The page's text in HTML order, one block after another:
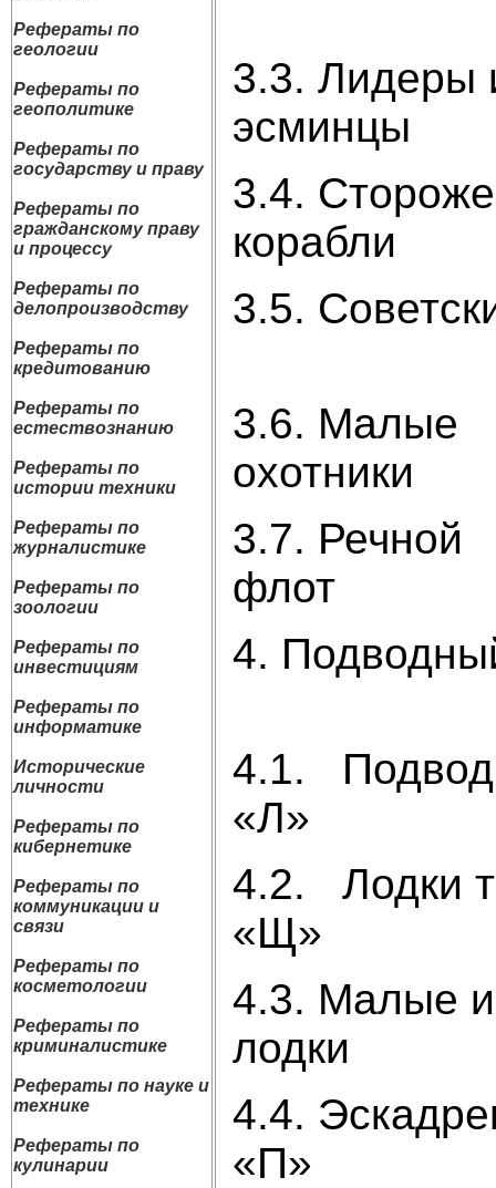
Рефераты по
геологии
Рефераты по
геополитике
Рефераты по
государству и праву
Рефераты по
гражданскому праву
и процессу
Рефераты по
делопроизводству
Рефераты по
кредитованию
Рефераты по
естествознанию
Рефераты по
истории техники
Рефераты по
журналистике
Рефераты по
зоологии
Рефераты по
инвестициям
Рефераты по
информатике
Исторические
личности
Рефераты по
кибернетике
Рефераты по
коммуникации и
связи
Рефераты по
косметологии
Рефераты по
криминалистике
Рефераты по науке и
технике
Рефераты по
кулинарии
3.3. Лидеры
3.4.
3.5.
3.6. Малые
3.7. Речной
4.
4.1.
4.2. Лодки
4.3. Малые
4.4.